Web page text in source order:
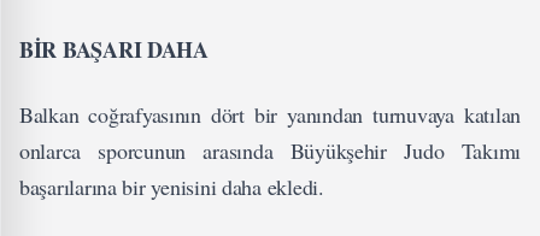
BİR BAŞARI DAHA
Balkan coğrafyasının dört bir yanından turnuvaya katılan
onlarca sporcunun arasında Büyükşehir Judo Takımı
başarılarına bir yenisini daha ekledi.